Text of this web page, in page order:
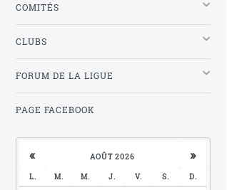
COMITÉS
CLUBS
FORUM DE LA LIGUE
PAGE FACEBOOK
« AOÛT 2026 »
L. M. M. J. V. S. D.